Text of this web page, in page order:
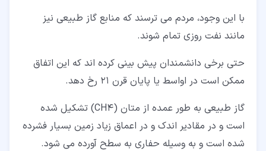
با این وجود، مردم می ترسند که منابع گاز طبیعی نیز
مانند نفت روزی تمام شوند.
حتی برخی دانشمندان پیش بینی کرده اند که این اتفاق
ممکن است در اواسط یا پایان قرن 21 رخ دهد.
گاز طبیعی به طور عمده از متان (CH4) تشکیل شده
است و در مقادیر اندک و در اعماق زیاد زمین بسیار فشرده
شده است و به وسیله حفاری به سطح آورده می شود.